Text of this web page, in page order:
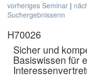
vorheriges Seminar |
Suchergebnissenn
H70026
Sicher und
Basiswissen für